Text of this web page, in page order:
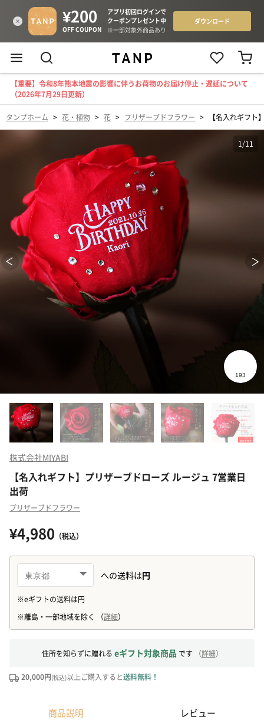
【重要】令和8年熊本地震の影響に伴うお荷物のお届け停止・遅延について
（2026年7月29日更新）
タンプホーム > 花・植物 > 花 > プリザーブドフラワー > 【名入れギフ
1/11
株式会社MIYABI
【名入れギフト】プリザーブドローズ ルージュ 7営業日
出荷
プリザーブドフラワー
¥4,980 （税込）
住所を知らずに贈れる eギフト対象商品 です （詳細）
20,000円(税込)以上ご購入すると送料無料！
商品説明 レビュー